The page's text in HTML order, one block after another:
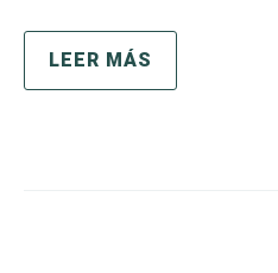
LEER MÁS